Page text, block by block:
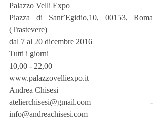
Palazzo Velli Expo
Piazza di Sant’Egidio,10, 00153, Roma
(Trastevere)
dal 7 al 20 dicembre 2016
Tutti i giorni
10,00 - 22,00
www.palazzovelliexpo.it
Andrea Chisesi
atelierchisesi@gmail.com -
info@andreachisesi.com